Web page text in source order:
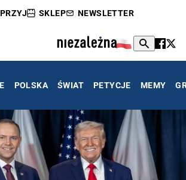
SKLEP NEWSLETTER
POLSKA ŚWIAT PETYCJE MEMY